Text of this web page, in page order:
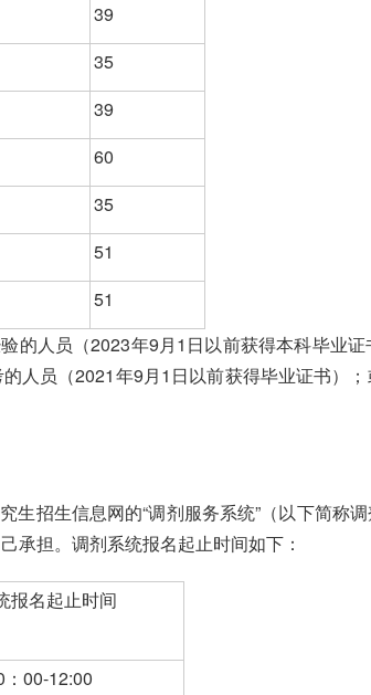
39
35
39
60
35
51
51
的人员（2023年9月1日以前获得本科毕业
人员（2021年9月1日以前获得毕业证书）
生招生信息网的“调剂服务系统”（以下简
承担。调剂系统报名起止时间如下：
报名起止时间
00-12:00